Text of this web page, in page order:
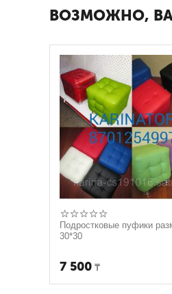
ВОЗМОЖНО,
Подростковые пуфики размер
30*30
7 500 ₸